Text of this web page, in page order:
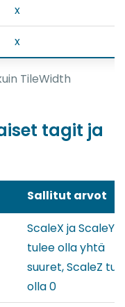
x
x
TileWidth
tagit ja
Sallitut arvot
ScaleX ja ScaleY
tulee olla yhtä
suuret, ScaleZ
olla 0